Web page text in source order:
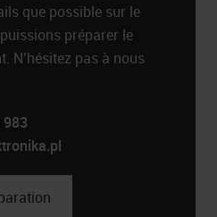
que possible sur le
préparer le
N’hésitez pas à nous